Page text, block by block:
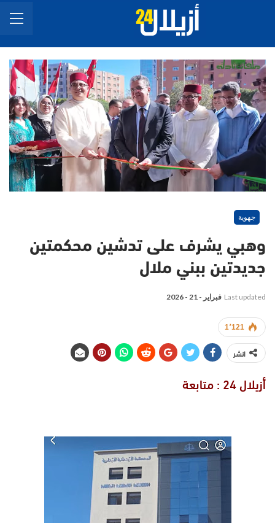
جهوية
وهبي يشرف على تدشين محكمتين
جديدتين ببني ملال
Last updated فبراير - 21 - 2026
1٬121
انشر
أزيلال 24 : متابعة